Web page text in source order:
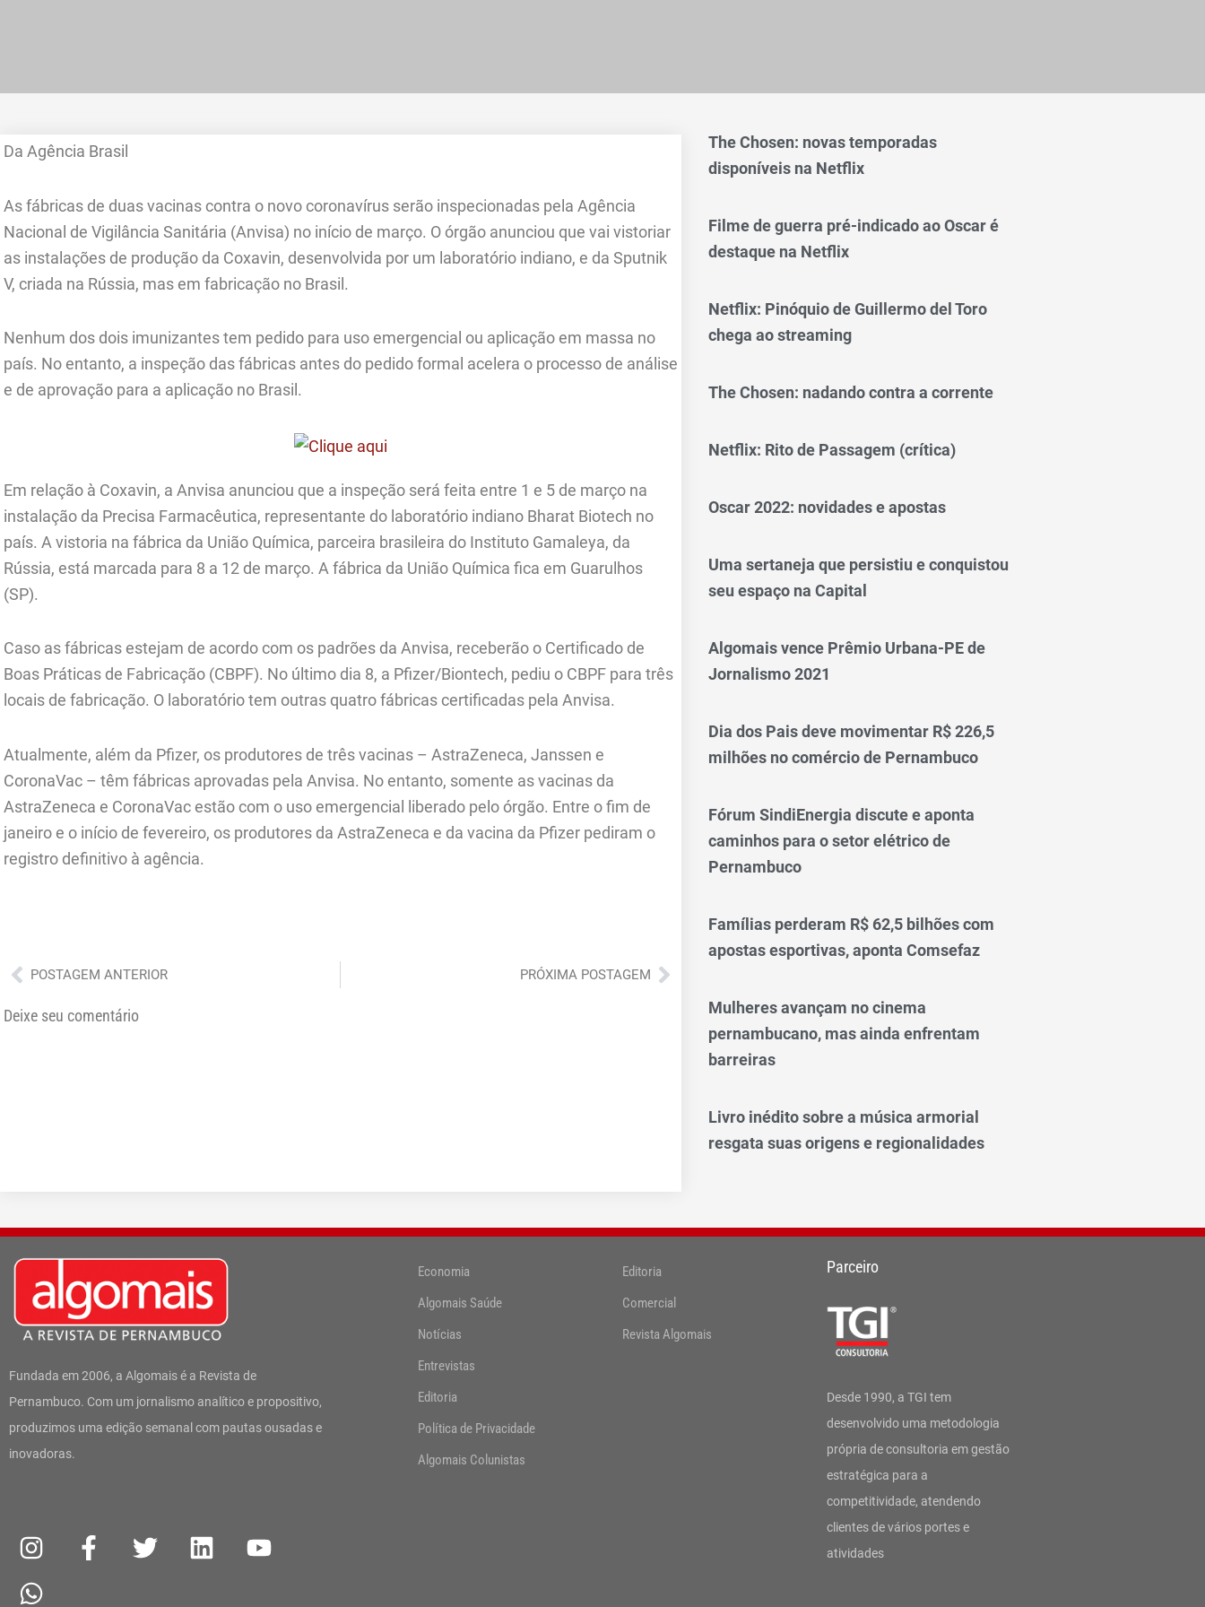
Da Agência Brasil
As fábricas de duas vacinas contra o novo coronavírus serão inspecionadas pela Agência
Nacional de Vigilância Sanitária (Anvisa) no início de março. O órgão anunciou que vai vistoriar
as instalações de produção da Coxavin, desenvolvida por um laboratório indiano, e da Sputnik
V, criada na Rússia, mas em fabricação no Brasil.
Nenhum dos dois imunizantes tem pedido para uso emergencial ou aplicação em massa no
país. No entanto, a inspeção das fábricas antes do pedido formal acelera o processo de análise
e de aprovação para a aplicação no Brasil.
Em relação à Coxavin, a Anvisa anunciou que a inspeção será feita entre 1 e 5 de março na
instalação da Precisa Farmacêutica, representante do laboratório indiano Bharat Biotech no
país. A vistoria na fábrica da União Química, parceira brasileira do Instituto Gamaleya, da
Rússia, está marcada para 8 a 12 de março. A fábrica da União Química fica em Guarulhos
(SP).
Caso as fábricas estejam de acordo com os padrões da Anvisa, receberão o Certificado de
Boas Práticas de Fabricação (CBPF). No último dia 8, a Pfizer/Biontech, pediu o CBPF para três
locais de fabricação. O laboratório tem outras quatro fábricas certificadas pela Anvisa.
Atualmente, além da Pfizer, os produtores de três vacinas – AstraZeneca, Janssen e
CoronaVac – têm fábricas aprovadas pela Anvisa. No entanto, somente as vacinas da
AstraZeneca e CoronaVac estão com o uso emergencial liberado pelo órgão. Entre o fim de
janeiro e o início de fevereiro, os produtores da AstraZeneca e da vacina da Pfizer pediram o
registro definitivo à agência.
Anterior
POSTAGEM ANTERIOR PRÓXIMA POSTAGEMPróximo
Deixe seu comentário
The Chosen: novas temporadas
disponíveis na Netflix
Filme de guerra pré-indicado ao Oscar é
destaque na Netflix
Netflix: Pinóquio de Guillermo del Toro
chega ao streaming
The Chosen: nadando contra a corrente
Netflix: Rito de Passagem (crítica)
Oscar 2022: novidades e apostas
Uma sertaneja que persistiu e conquistou
seu espaço na Capital
Algomais vence Prêmio Urbana-PE de
Jornalismo 2021
Dia dos Pais deve movimentar R$ 226,5
milhões no comércio de Pernambuco
Fórum SindiEnergia discute e aponta
caminhos para o setor elétrico de
Pernambuco
Famílias perderam R$ 62,5 bilhões com
apostas esportivas, aponta Comsefaz
Mulheres avançam no cinema
pernambucano, mas ainda enfrentam
barreiras
Livro inédito sobre a música armorial
resgata suas origens e regionalidades
Fundada em 2006, a Algomais é a Revista de
Pernambuco. Com um jornalismo analítico e propositivo,
produzimos uma edição semanal com pautas ousadas e
inovadoras.
n
s
t
a
c
w
i
n
o
h
a
t
Economia
Algomais Saúde
Notícias
Entrevistas
Editoria
Política de Privacidade
Algomais Colunistas
Editoria
Comercial
Revista Algomais
Parceiro
Desde 1990, a TGI tem
desenvolvido uma metodologia
própria de consultoria em gestão
estratégica para a
competitividade, atendendo
clientes de vários portes e
atividades